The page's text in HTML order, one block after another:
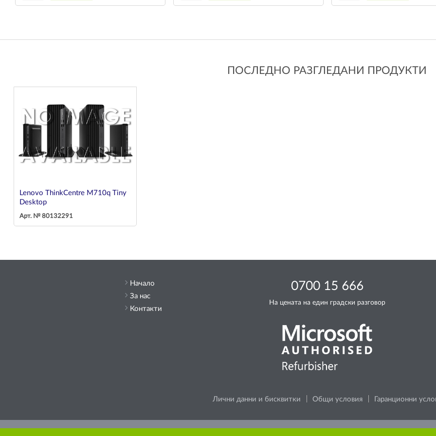
ПОСЛЕДНО РАЗГЛЕДАНИ ПРОДУКТИ
Lenovo ThinkCentre M710q Tiny
Desktop
Арт. № 80132291
Начало
За нас
Контакти
0700 15 666
На цената на един градски разговор
Лични данни и бисквитки Общи условия Гаранционни